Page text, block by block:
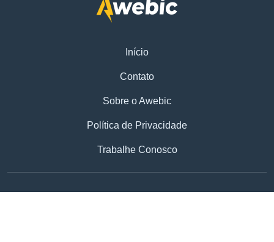
Início
Contato
Sobre o Awebic
Política de Privacidade
Trabalhe Conosco